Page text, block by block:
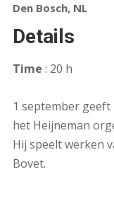
Den Bosch, NL
Details
Time : 20 h
1 september
het Heijneman
Hij speelt werken
Bovet.